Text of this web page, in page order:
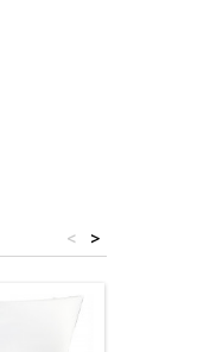
>
<